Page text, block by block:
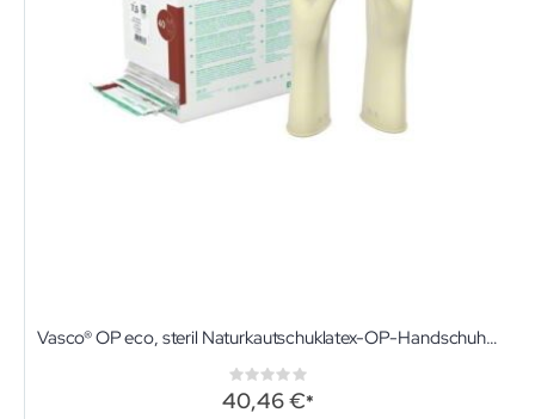
Vasco® OP eco, steril Naturkautschuklatex-OP-Handschuhe, puderfrei
Rating:
0%
40,46 €